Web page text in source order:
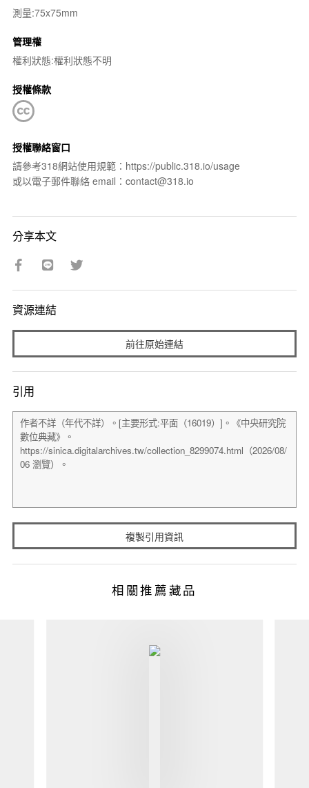
測量:75x75mm
管理權
權利狀態:權利狀態不明
授權條款
授權聯絡窗口
請參考318網站使用規範：https://public.318.io/usage
或以電子郵件聯絡 email：contact@318.io
分享本文
資源連結
前往原始連結
引用
複製引用資訊
相關推薦藏品